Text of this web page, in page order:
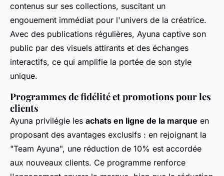
contenus sur ses collections, suscitant un
engouement immédiat pour l'univers de la créatrice.
Avec des publications régulières, Ayuna captive son
public par des visuels attirants et des échanges
interactifs, ce qui amplifie la portée de son style
unique.
Programmes de fidélité et promotions pour les
clients
Ayuna privilégie les achats en ligne de la marque en
proposant des avantages exclusifs : en rejoignant la
"Team Ayuna", une réduction de 10% est accordée
aux nouveaux clients. Ce programme renforce